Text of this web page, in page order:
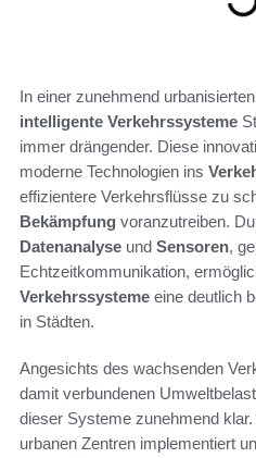
In einer zunehmend
intelligente Verkehrssysteme
immer drängender. Diese
moderne Technologien ins
effizientere Verkehrsflüsse zu
Bekämpfung voranzutreiben.
Datenanalyse und Sensoren,
Echtzeitkommunikation,
Verkehrssysteme eine deutlich
in Städten.
Angesichts des wachsenden
damit verbundenen
dieser Systeme zunehmend
urbanen Zentren implementiert